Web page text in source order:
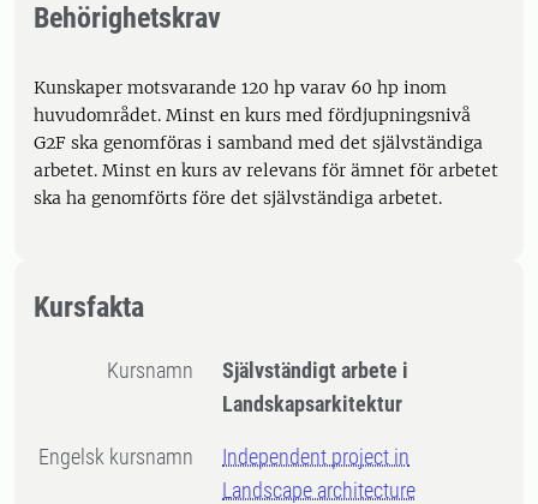
Behörighetskrav
Kunskaper motsvarande 120 hp varav 60 hp inom
huvudområdet. Minst en kurs med fördjupningsnivå
G2F ska genomföras i samband med det självständiga
arbetet. Minst en kurs av relevans för ämnet för arbetet
ska ha genomförts före det självständiga arbetet.
Kursfakta
Kursnamn
Självständigt arbete i
Landskapsarkitektur
Engelsk kursnamn
Independent project in
Landscape architecture